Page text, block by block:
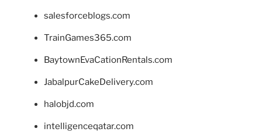
salesforceblogs.com
TrainGames365.com
BaytownEvaCationRentals.com
JabalpurCakeDelivery.com
halobjd.com
intelligenceqatar.com